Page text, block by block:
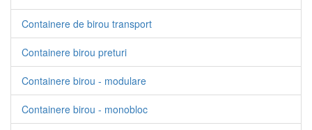
Containere de birou transport
Containere birou preturi
Containere birou - modulare
Containere birou - monobloc